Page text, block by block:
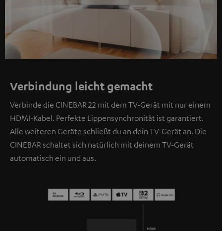
Verbindung leicht gemacht
Verbinde die CINEBAR 22 mit dem TV-Gerät mit nur einem
HDMI-Kabel. Perfekte Lippensynchronität ist garantiert.
Alle weiteren Geräte schließt du an dein TV-Gerät an. Die
CINEBAR schaltet sich natürlich mit deinem TV-Gerät
automatisch ein und aus.